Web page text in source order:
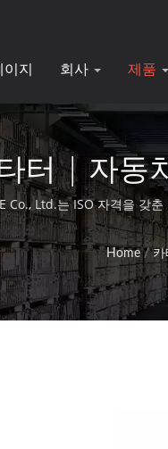
이지 회사 제품
터 | 자동
Co., Ltd.는 ISO 자격을 갖
Home / 카